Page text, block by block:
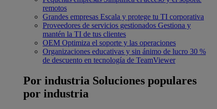
remotos
Grandes empresas Escala y protege tu TI corporativa
Proveedores de servicios gestionados Gestiona y
mantén la TI de tus clientes
OEM Optimiza el soporte y las operaciones
Organizaciones educativas y sin ánimo de lucro 30 %
de descuento en tecnología de TeamViewer
Por industria Soluciones populares
por industria